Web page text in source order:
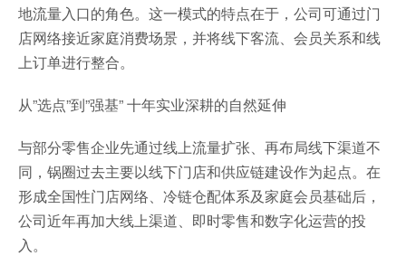
地流量入口的角色。这一模式的特点在于，公司可通过门
店网络接近家庭消费场景，并将线下客流、会员关系和线
上订单进行整合。
从”选点”到”强基” 十年实业深耕的自然延伸
与部分零售企业先通过线上流量扩张、再布局线下渠道不
同，锅圈过去主要以线下门店和供应链建设作为起点。在
形成全国性门店网络、冷链仓配体系及家庭会员基础后，
公司近年再加大线上渠道、即时零售和数字化运营的投
入。